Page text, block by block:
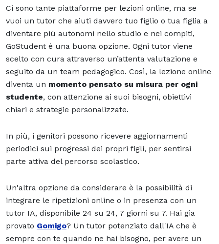
Ci sono tante piattaforme per lezioni online, ma se
vuoi un tutor che aiuti davvero tuo figlio o tua figlia a
diventare più autonomi nello studio e nei compiti,
GoStudent è una buona opzione. Ogni tutor viene
scelto con cura attraverso un’attenta valutazione e
seguito da un team pedagogico. Così, la lezione online
diventa un momento pensato su misura per ogni
studente, con attenzione ai suoi bisogni, obiettivi
chiari e strategie personalizzate.
In più, i genitori possono ricevere aggiornamenti
periodici sui progressi dei propri figli, per sentirsi
parte attiva del percorso scolastico.
Un'altra opzione da considerare è la possibilità di
integrare le ripetizioni online o in presenza con un
tutor IA, disponibile 24 su 24, 7 giorni su 7. Hai gia
provato Gomigo? Un tutor potenziato dall'IA che è
sempre con te quando ne hai bisogno, per avere un